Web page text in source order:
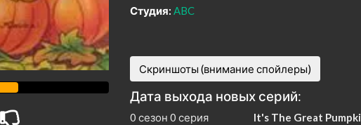
Студия: ABC
Скриншоты (внимание спойлеры)
Дата выхода новых серий:
0 сезон 0 серия
It's The Great